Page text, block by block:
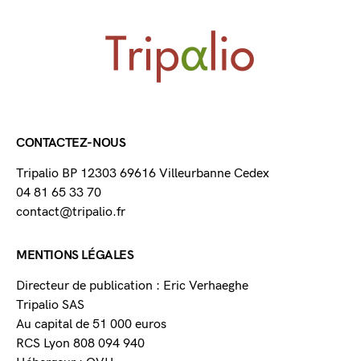
CONTACTEZ-NOUS
Tripalio BP 12303 69616 Villeurbanne Cedex
04 81 65 33 70
contact@tripalio.fr
MENTIONS LÉGALES
Directeur de publication : Eric Verhaeghe
Tripalio SAS
Au capital de 51 000 euros
RCS Lyon 808 094 940